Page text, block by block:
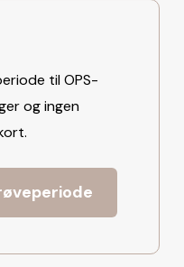
til OPS-
og ingen